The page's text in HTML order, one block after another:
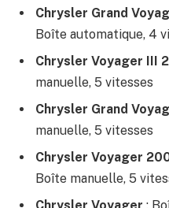
Chrysler Grand
Boîte automatique, 4
Chrysler Voyager III
manuelle, 5 vitesses
Chrysler Grand
manuelle, 5 vitesses
Chrysler Voyager
Boîte manuelle, 5